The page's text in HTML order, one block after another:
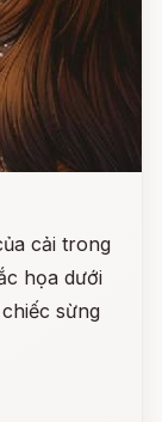
cải trong
họa dưới
sừng